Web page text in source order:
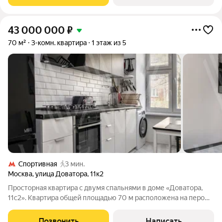
43 000 000 ₽
70 м² 3-комн. квартира 1 этаж из 5
Спортивная
3 мин.
Москва,улица Доватора,11к2
Просторная квартира c двумя спальнями в доме «Доватора,
11с2». Квартира общей площадью 70 м расположена на пером
Функциональная планировка включает гостиную, две спальни,